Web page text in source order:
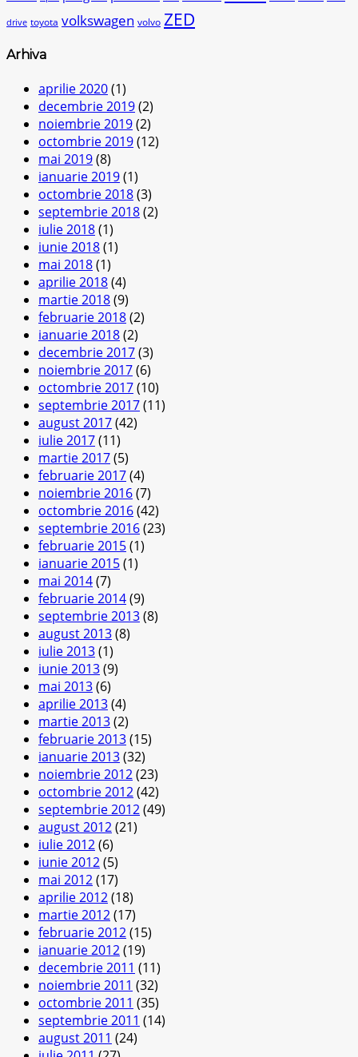
drive toyota volkswagen volvo ZED
Arhiva
aprilie 2020(1)
decembrie 2019(2)
noiembrie 2019(2)
octombrie 2019(12)
mai 2019(8)
ianuarie 2019(1)
octombrie 2018(3)
septembrie 2018(2)
iulie 2018(1)
iunie 2018(1)
mai 2018(1)
aprilie 2018(4)
martie 2018(9)
februarie 2018(2)
ianuarie 2018(2)
decembrie 2017(3)
noiembrie 2017(6)
octombrie 2017(10)
septembrie 2017(11)
august 2017(42)
iulie 2017(11)
martie 2017(5)
februarie 2017(4)
noiembrie 2016(7)
octombrie 2016(42)
septembrie 2016(23)
februarie 2015(1)
ianuarie 2015(1)
mai 2014(7)
februarie 2014(9)
septembrie 2013(8)
august 2013(8)
iulie 2013(1)
iunie 2013(9)
mai 2013(6)
aprilie 2013(4)
martie 2013(2)
februarie 2013(15)
ianuarie 2013(32)
noiembrie 2012(23)
octombrie 2012(42)
septembrie 2012(49)
august 2012(21)
iulie 2012(6)
iunie 2012(5)
mai 2012(17)
aprilie 2012(18)
martie 2012(17)
februarie 2012(15)
ianuarie 2012(19)
decembrie 2011 (11)
noiembrie 2011 (32)
octombrie 2011 (35)
septembrie 2011 (14)
august 2011 (24)